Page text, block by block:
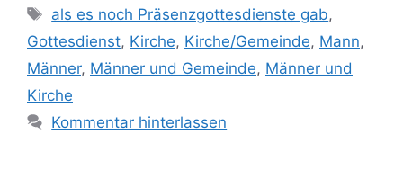
Schlagwörter
als es noch Präsenzgottesdienste gab,
Gottesdienst, Kirche, Kirche/Gemeinde, Mann,
Männer, Männer und Gemeinde, Männer und
Kirche
Kommentar hinterlassen